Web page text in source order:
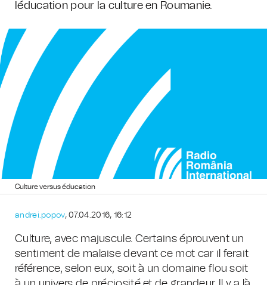
léducation pour la culture en Roumanie.
Culture versus éducation
andrei.popov, 07.04.2016, 16:12
Culture, avec majuscule. Certains éprouvent un
sentiment de malaise devant ce mot car il ferait
référence, selon eux, soit à un domaine flou soit